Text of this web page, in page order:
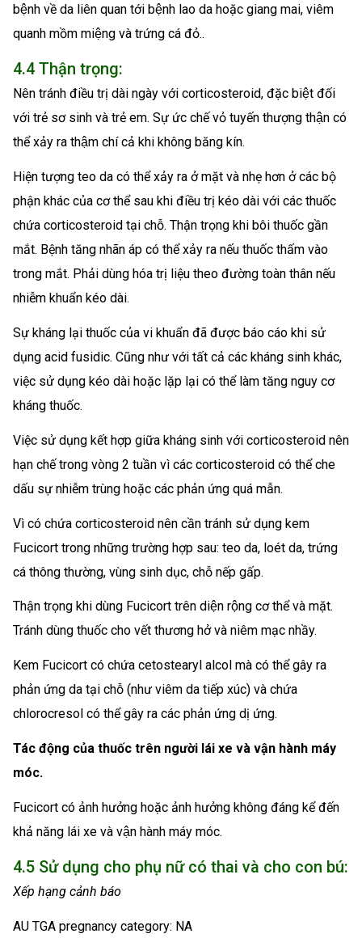
bệnh về da liên quan tới bệnh lao da hoặc giang mai, viêm
quanh mồm miệng và trứng cá đỏ..
4.4 Thận trọng:
Nên tránh điều trị dài ngày với corticosteroid, đặc biệt đối
với trẻ sơ sinh và trẻ em. Sự ức chế vỏ tuyến thượng thận có
thể xảy ra thậm chí cả khi không băng kín.
Hiện tượng teo da có thể xảy ra ở mặt và nhẹ hơn ở các bộ
phận khác của cơ thể sau khi điều trị kéo dài với các thuốc
chứa corticosteroid tại chỗ. Thận trọng khi bôi thuốc gần
mắt. Bệnh tăng nhãn áp có thể xảy ra nếu thuốc thấm vào
trong mắt. Phải dùng hóa trị liệu theo đường toàn thân nếu
nhiễm khuẩn kéo dài.
Sự kháng lại thuốc của vi khuẩn đã được báo cáo khi sử
dụng acid fusidic. Cũng như với tất cả các kháng sinh khác,
việc sử dụng kéo dài hoặc lặp lại có thể làm tăng nguy cơ
kháng thuốc.
Việc sử dụng kết hợp giữa kháng sinh với corticosteroid nên
hạn chế trong vòng 2 tuần vì các corticosteroid có thể che
dấu sự nhiễm trùng hoặc các phản ứng quá mẫn.
Vì có chứa corticosteroid nên cần tránh sử dụng kem
Fucicort trong những trường hợp sau: teo da, loét da, trứng
cá thông thường, vùng sinh dục, chỗ nếp gấp.
Thận trọng khi dùng Fucicort trên diện rộng cơ thể và mặt.
Tránh dùng thuốc cho vết thương hở và niêm mạc nhầy.
Kem Fucicort có chứa cetostearyl alcol mà có thể gây ra
phản ứng da tại chỗ (như viêm da tiếp xúc) và chứa
chlorocresol có thể gây ra các phản ứng dị ứng.
Tác động của thuốc trên người lái xe và vận hành máy
móc.
Fucicort có ảnh hưởng hoặc ảnh hưởng không đáng kể đến
khả năng lái xe và vận hành máy móc.
4.5 Sử dụng cho phụ nữ có thai và cho con bú:
Xếp hạng cảnh báo
AU TGA pregnancy category: NA